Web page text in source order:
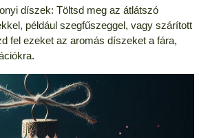
díszek: Töltsd meg az átlátszó
például szegfűszeggel, vagy szárított
fel ezeket az aromás díszeket a fára,